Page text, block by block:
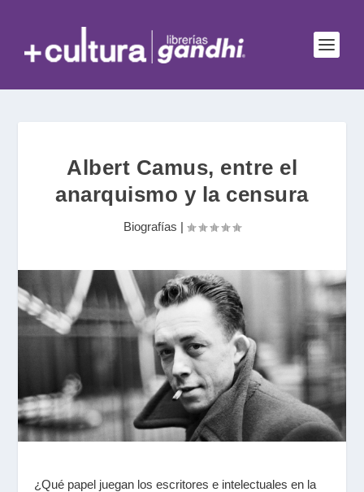
Albert Camus, entre el
anarquismo y la censura
Biografías |
¿Qué papel juegan los escritores e intelectuales en la